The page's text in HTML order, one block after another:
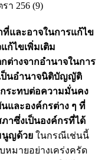
256 (9)
และอาจในการแก้ไข
ก้ไขเพิ่มเติม
างจากอำนาจในการ
ป็นอำนาจนิติบัญญัติ
ระทบต่อความมั่นคง
และองค์กรต่าง ๆ ที่
าซึ่งเป็นองค์กรที่ได้
นูญด้วย ในกรณีเช่นนี้
มายอย่างเคร่งครัด